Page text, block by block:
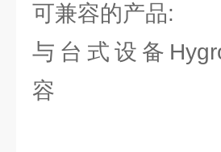
可兼容的产品:
与台式设备
容